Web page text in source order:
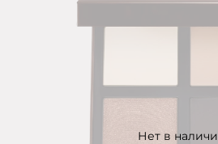
Нет в